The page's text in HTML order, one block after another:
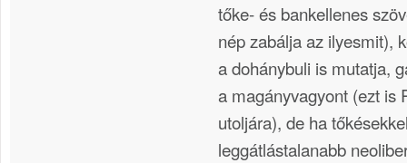
tőke- és bankellenes
nép zabálja az ilyesmit),
a dohánybuli is mutatja,
a magányvagyont (ezt is
utoljára), de ha
leggátlástalanabb